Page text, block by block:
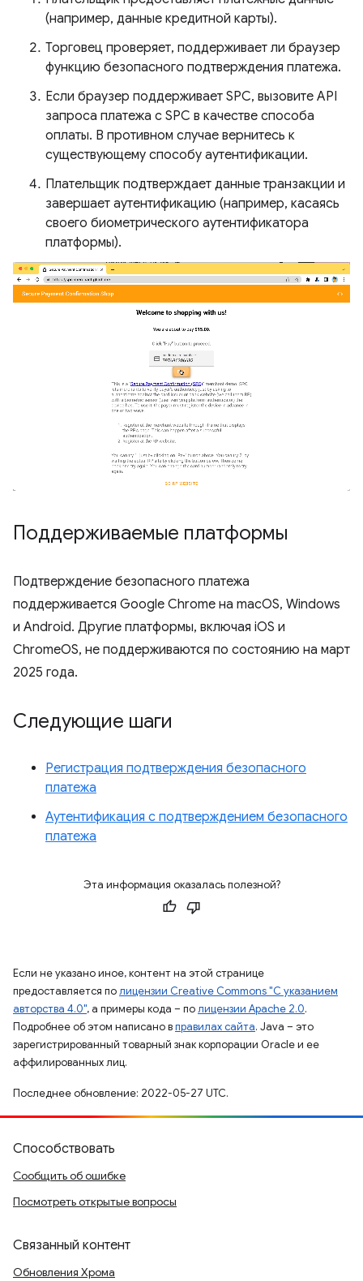
(например, данные кредитной карты).
Торговец проверяет, поддерживает ли браузер
функцию безопасного подтверждения платежа.
Если браузер поддерживает SPC, вызовите API
запроса платежа с SPC в качестве способа
оплаты. В противном случае вернитесь к
существующему способу аутентификации.
Плательщик подтверждает данные транзакции и
завершает аутентификацию (например, касаясь
своего биометрического аутентификатора
платформы).
Поддерживаемые платформы
Подтверждение безопасного платежа
поддерживается Google Chrome на macOS, Windows
и Android. Другие платформы, включая iOS и
ChromeOS, не поддерживаются по состоянию на март
2025 года.
Следующие шаги
Регистрация подтверждения безопасного
платежа
Аутентификация с подтверждением безопасного
платежа
Эта информация оказалась полезной?
Если не указано иное, контент на этой странице
предоставляется полицензии Creative Commons "С указанием
авторства 4.0", а примеры кода – полицензии Apache 2.0.
Подробнее об этом написано вправилах сайта. Java – это
зарегистрированный товарный знак корпорации Oracle и ее
аффилированных лиц.
Последнее обновление: 2022-05-27 UTC.
Способствовать
Сообщить об ошибке
Посмотреть открытые вопросы
Связанный контент
Обновления Хрома